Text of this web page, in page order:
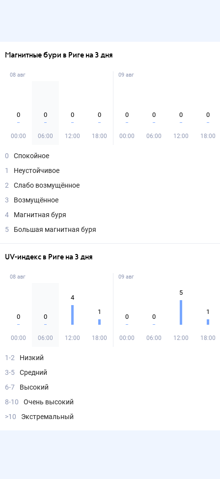
Магнитные бури в Риге на 3 дня
08 авг
0
00:00
0
06:00
0
12:00
0
18:00
09 авг
0
00:00
0
06:00
0
12:00
0
18:00
0
Спокойное
1
Неустойчивое
2
Слабо возмущённое
3
Возмущённое
4
Магнитная буря
5
Большая магнитная буря
UV-индекс в Риге на 3 дня
08 авг
0
00:00
0
06:00
4
12:00
1
18:00
09 авг
0
00:00
0
06:00
5
12:00
1
18:00
1-2
Низкий
3-5
Средний
6-7
Высокий
8-10
Очень высокий
>10
Экстремальный